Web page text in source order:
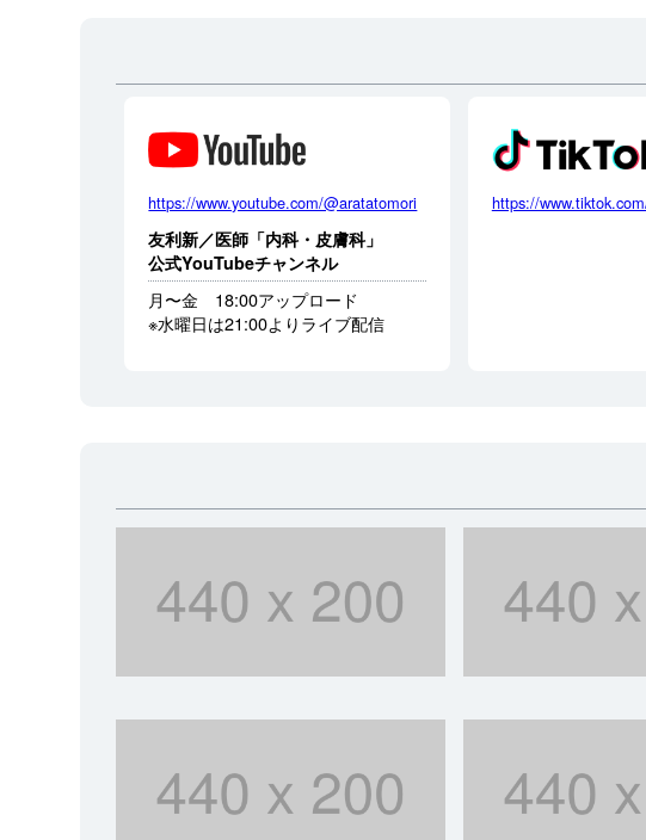
https://www.youtube.com/@aratatomori
友利新／医師「内科・皮膚科」
公式YouTubeチャンネル
月〜金 18:00アップロード
※水曜日は21:00よりライブ配信
https://